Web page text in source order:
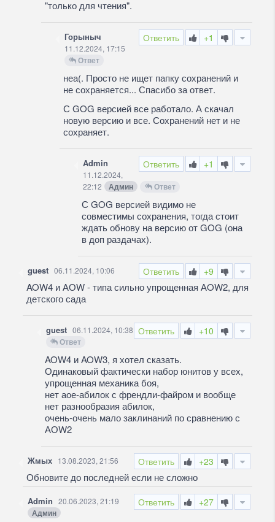
"только для чтения".
Ответить +1
Горыныч
11.12.2024, 17:15
Ответ
неа(. Просто не ищет папку сохранений и
не сохраняется... Спасибо за ответ.
С GOG версией все работало. А скачал
новую версию и все. Сохранений нет и не
сохраняет.
Ответить +1
Admin
11.12.2024,
22:12
Админ Ответ
С GOG версией видимо не
совместимы сохранения, тогда стоит
ждать обнову на версию от GOG (она
в доп раздачах).
Ответить +9
guest 06.11.2024, 10:06
AOW4 и АОW - типа сильно упрощенная АOW2, для
детского сада
Ответить +10
guest 06.11.2024, 10:38
Ответ
AOW4 и AOW3, я хотел сказать.
Одинаковый фактически набор юнитов у всех,
упрощенная механика боя,
нет аое-абилок с френдли-файром и вообще
нет разнообразия абилок,
очень-очень мало заклинаний по сравнению с
АОW2
Ответить +23
Жмых 13.08.2023, 21:56
Обновите до последней если не сложно
Ответить +27
Admin 20.06.2023, 21:19
Админ